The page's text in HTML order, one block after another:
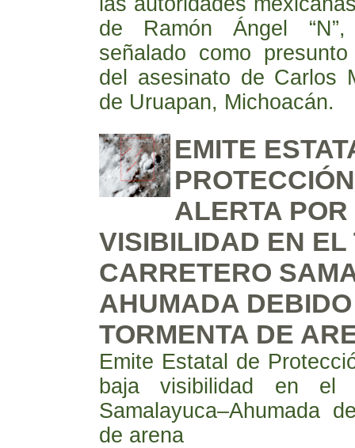
de Ramón Ángel
señalado como
del asesinato de Carlos
de Uruapan, Michoacán.
EMITE
ALERTA
VISIBILIDAD EN EL
CARRETERO
AHUMADA
TORMENTA DE
Emite Estatal de
baja visibilidad en el
Samalayuca–Ahumada
de arena